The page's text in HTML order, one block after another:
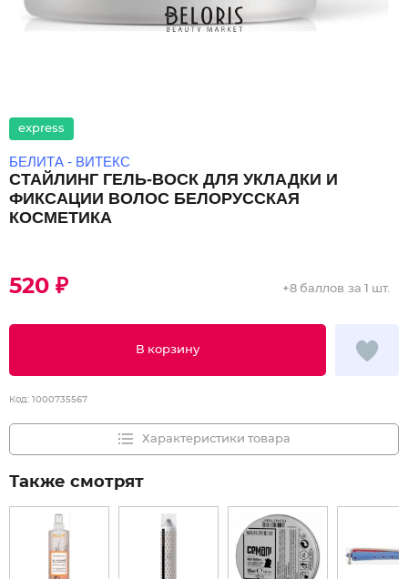
express
БЕЛИТА - ВИТЕКС
СТАЙЛИНГ ГЕЛЬ-ВОСК ДЛЯ УКЛАДКИ И
ФИКСАЦИИ ВОЛОС БЕЛОРУССКАЯ
КОСМЕТИКА
520 ₽
В корзину
+8 баллов за 1 шт.
Код: 1000735567
Характеристики товара
Также смотрят